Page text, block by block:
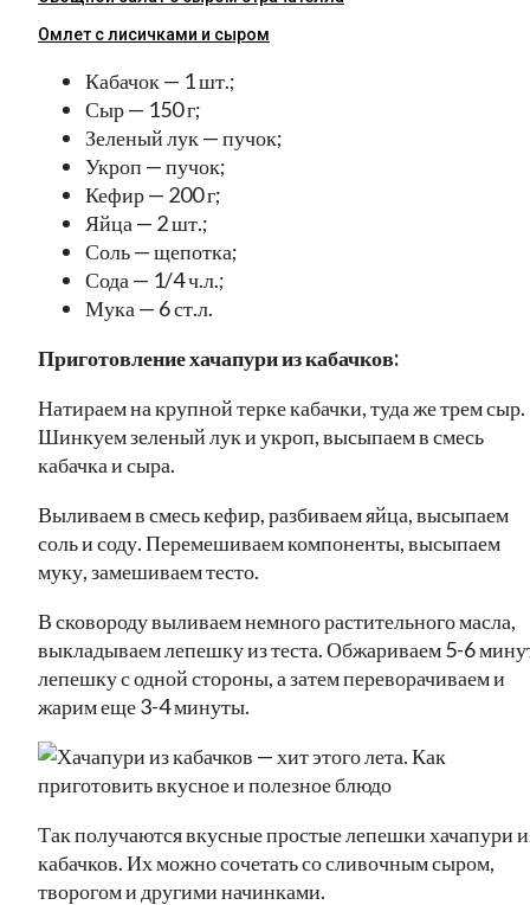
Омлет с лисичками и сыром
Кабачок — 1 шт.;
Сыр — 150 г;
Зеленый лук — пучок;
Укроп — пучок;
Кефир — 200 г;
Яйца — 2 шт.;
Соль — щепотка;
Сода — 1/4 ч.л.;
Мука — 6 ст.л.
Приготовление хачапури из кабачков:
Натираем на крупной терке кабачки, туда же трем сыр.
Шинкуем зеленый лук и укроп, высыпаем в смесь
кабачка и сыра.
Выливаем в смесь кефир, разбиваем яйца, высыпаем
соль и соду. Перемешиваем компоненты, высыпаем
муку, замешиваем тесто.
В сковороду выливаем немного растительного масла,
выкладываем лепешку из теста. Обжариваем 5-6
лепешку с одной стороны, а затем переворачиваем и
жарим еще 3-4 минуты.
Так получаются вкусные простые лепешки хачапури
кабачков. Их можно сочетать со сливочным сыром,
творогом и другими начинками.